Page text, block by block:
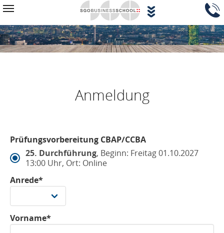
Zum Hauptinhalt springen
Navigationsblock überspringen
Toggle navigation
Anmeldung
Prüfungsvorbereitung CBAP/CCBA
25. Durchführung, Beginn: Freitag 01.10.2027
13:00 Uhr, Ort: Online
Anrede*
Vorname*